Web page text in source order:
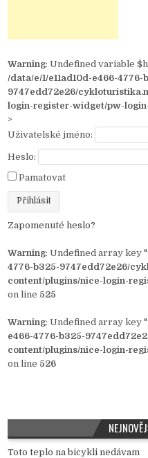
Warning: Undefined variable
/data/e/1/e11ad10d-e466-4776-
9747edd72e26/
login-register-widget/pw-
>
Uživatelské jméno:
Heslo:
Pamatovat
Zapomenuté heslo?
Warning: Undefined array key
4776-b325-9747edd72e26/
content/plugins/nice-login-
on line 525
Warning: Undefined array key
e466-4776-b325-
content/plugins/nice-login-
on line 526
Toto teplo na bicykli nedávam